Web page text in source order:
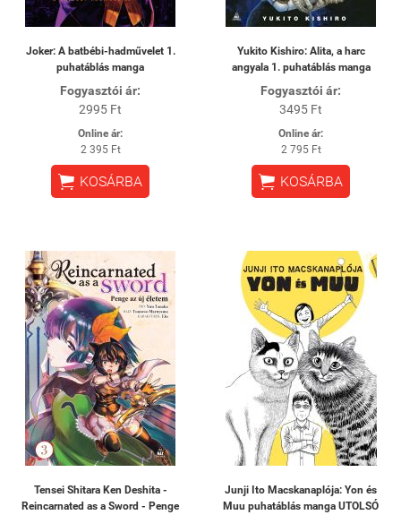
Joker: A batbébi-hadművelet 1.
puhatáblás manga
Fogyasztói ár:
2995 Ft
Online ár:
2 395 Ft
 KOSÁRBA
Yukito Kishiro: Alita, a harc
angyala 1. puhatáblás manga
Fogyasztói ár:
3495 Ft
Online ár:
2 795 Ft
 KOSÁRBA
Tensei Shitara Ken Deshita -
Reincarnated as a Sword - Penge
Junji Ito Macskanaplója: Yon és
Muu puhatáblás manga UTOLSÓ